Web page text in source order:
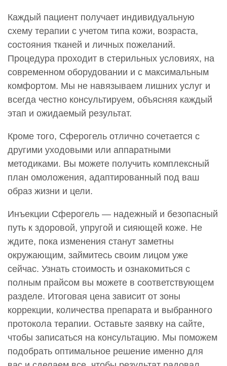
Каждый пациент получает индивидуальную
схему терапии с учетом типа кожи, возраста,
состояния тканей и личных пожеланий.
Процедура проходит в стерильных условиях, на
современном оборудовании и с максимальным
комфортом. Мы не навязываем лишних услуг и
всегда честно консультируем, объясняя каждый
этап и ожидаемый результат.
Кроме того, Сферогель отлично сочетается с
другими уходовыми или аппаратными
методиками. Вы можете получить комплексный
план омоложения, адаптированный под ваш
образ жизни и цели.
Инъекции Сферогель — надежный и безопасный
путь к здоровой, упругой и сияющей коже. Не
ждите, пока изменения станут заметны
окружающим, займитесь своим лицом уже
сейчас. Узнать стоимость и ознакомиться с
полным прайсом вы можете в соответствующем
разделе. Итоговая цена зависит от зоны
коррекции, количества препарата и выбранного
протокола терапии. Оставьте заявку на сайте,
чтобы записаться на консультацию. Мы поможем
подобрать оптимальное решение именно для